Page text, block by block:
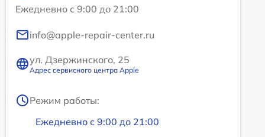
Ежедневно с 9:00 до 21:00
info@apple-repair-center.ru
ул. Дзержинского, 25
Адрес сервисного центра Apple
Режим работы:
Ежедневно с 9:00 до 21:00